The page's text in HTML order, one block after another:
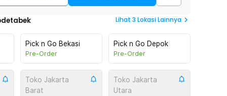
Lihat 3 Lokasi Lainnya
Pick n Go Bekasi
Pre-Order
Pick n Go Depok
Pre-Order
Toko Jakarta
Barat
Toko Jakarta
Utara